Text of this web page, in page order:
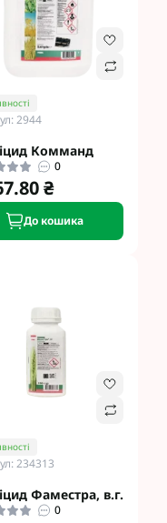
2944
Комманд
0
₴
До кошика
234313
Фаместра, в.г.
0